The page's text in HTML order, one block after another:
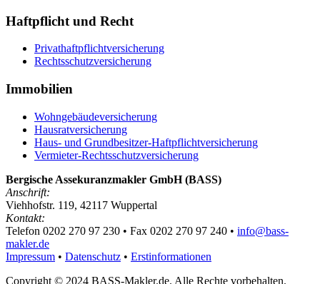
Haftpflicht und Recht
Privathaftpflichtversicherung
Rechtsschutzversicherung
Immobilien
Wohngebäudeversicherung
Hausratversicherung
Haus- und Grundbesitzer-Haftpflichtversicherung
Vermieter-Rechtsschutzversicherung
Bergische Assekuranzmakler GmbH (BASS)
Anschrift:
Viehhofstr. 119, 42117 Wuppertal
Kontakt:
Telefon 0202 270 97 230 • Fax 0202 270 97 240 • info@bass-
makler.de
Impressum • Datenschutz • Erstinformationen
Copyright © 2024 BASS-Makler.de. Alle Rechte vorbehalten.